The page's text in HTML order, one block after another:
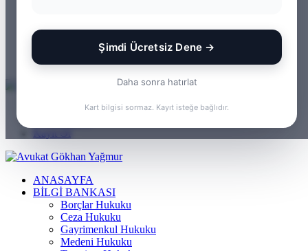
Şimdi Ücretsiz Dene →
Daha sonra hatırlat
Kart bilgisi sormaz. Kayıt isteğe bağlıdır.
Rastgele Makale
ANASAYFA
BILGI BANKASI
Borçlar Hukuku
Ceza Hukuku
Gayrimenkul Hukuku
Medeni Hukuku